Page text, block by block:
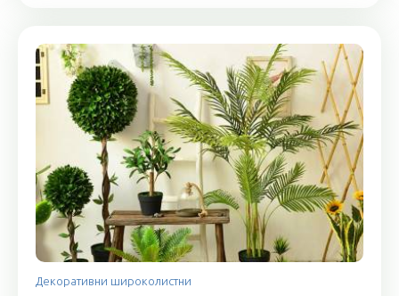
Декоративни широколистни